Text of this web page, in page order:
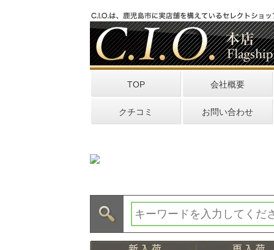
TOP 会社概要
クチコミ お問い合わせ